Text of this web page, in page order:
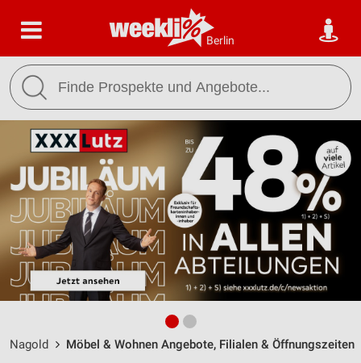
Berlin
Nagold Möbel & Wohnen Angebote, Filialen & Öffnungszeiten